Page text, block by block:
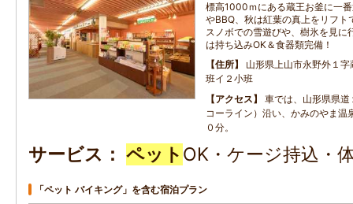
標高1000ｍにある蔵王お釜に一
やBBQ、秋は紅葉の真上をリフト
スノボでの雪遊びや、樹氷を見に
は持ち込みOK＆食器類完備！
住所
山形県上山市永野外１
班イ２小班
アクセス
車では、山形県県
コーライン）沿い、かみのやま温
０分。
サービス ペット OK・ケージ持込・
「ペット バイキング」を含む宿泊プラン